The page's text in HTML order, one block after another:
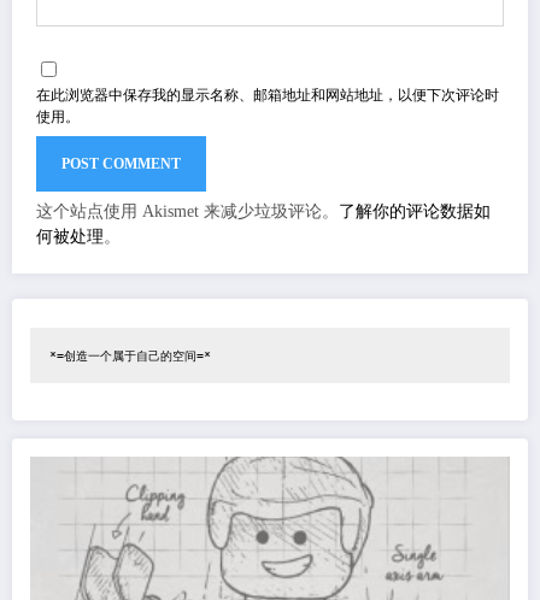
在此浏览器中保存我的显示名称、邮箱地址和网站地址，以便下次评论时
使用。
这个站点使用 Akismet 来减少垃圾评论。 了解你的评论数据如
何被处理 。
*=创造一个属于自己的空间=*